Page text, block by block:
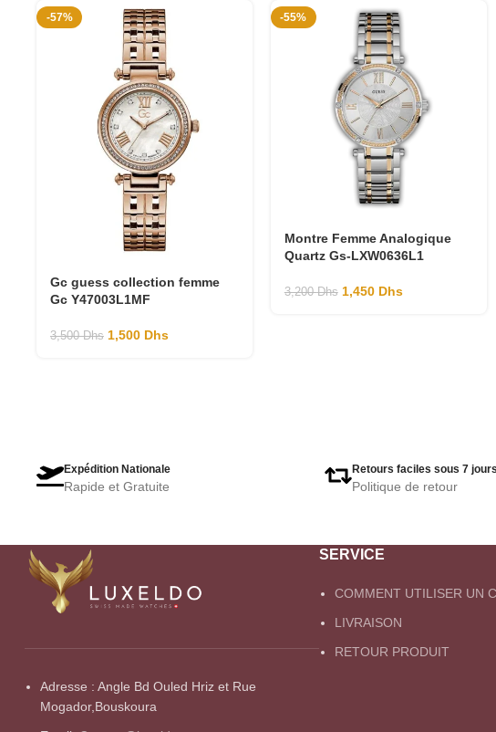
-57%
Gc guess collection femme
Gc Y47003L1MF
3,500Dhs 1,500 Dhs
-55%
Montre Femme Analogique
Quartz Gs-LXW0636L1
3,200Dhs 1,450 Dhs
Expédition Nationale
Rapide et Gratuite
Retours faciles sous 7 jours
Politique de retour
Adresse : Angle Bd Ouled Hriz et Rue
Mogador,Bouskoura
SERVICE
COMMENT UTILISER UN
LIVRAISON
RETOUR PRODUIT